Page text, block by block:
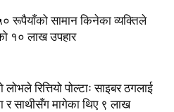
रूपैयाँको सामान किनेका व्यक्तिले
१० लाख उपहार
रित्तियो पोल्टाः साइबर ठगलाई
साथीसँग मागेका थिए ९ लाख